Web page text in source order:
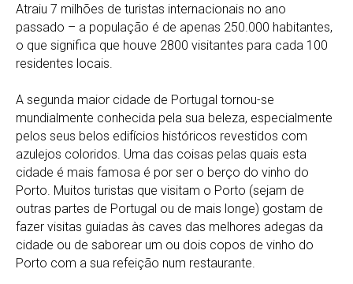
Atraiu 7 milhões de turistas internacionais no ano
passado – a população é de apenas 250.000 habitantes,
o que significa que houve 2800 visitantes para cada 100
residentes locais.
A segunda maior cidade de Portugal tornou-se
mundialmente conhecida pela sua beleza, especialmente
pelos seus belos edifícios históricos revestidos com
azulejos coloridos. Uma das coisas pelas quais esta
cidade é mais famosa é por ser o berço do vinho do
Porto. Muitos turistas que visitam o Porto (sejam de
outras partes de Portugal ou de mais longe) gostam de
fazer visitas guiadas às caves das melhores adegas da
cidade ou de saborear um ou dois copos de vinho do
Porto com a sua refeição num restaurante.